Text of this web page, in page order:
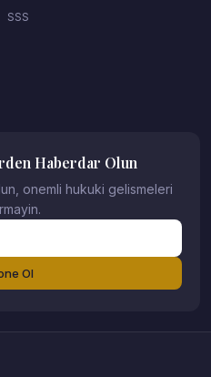
SSS
Haberdar Olun
onemli hukuki gelismeleri
Ol